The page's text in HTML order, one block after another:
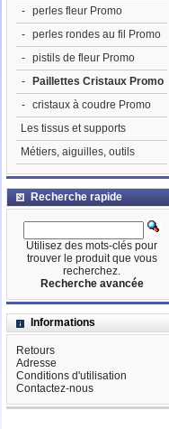
- perles fleur Promo
- perles rondes au fil Promo
- pistils de fleur Promo
-
Paillettes Cristaux Promo
- cristaux à coudre Promo
Les tissus et supports
Métiers, aiguilles, outils
Recherche rapide
Utilisez des mots-clés pour
trouver le produit que vous
recherchez.
Recherche avancée
Informations
Retours
Adresse
Conditions d'utilisation
Contactez-nous